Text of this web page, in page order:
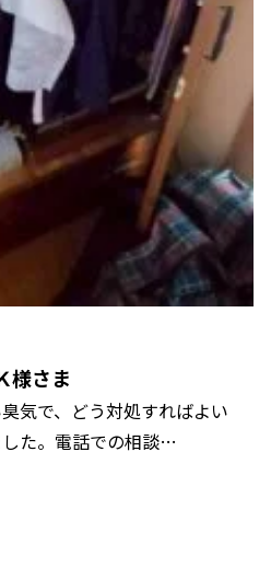
さま
気で、どう対処すればよい
た。電話での相談…